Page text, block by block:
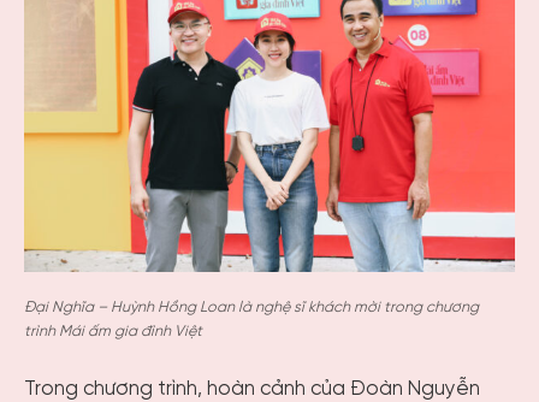
Đại Nghĩa – Huỳnh Hồng Loan là nghệ sĩ khách mời trong chương
trình Mái ấm gia đình Việt
Trong chương trình, hoàn cảnh của Đoàn Nguyễn